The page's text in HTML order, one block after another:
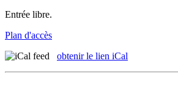
Entrée libre.
Plan d'accès
obtenir le lien iCal